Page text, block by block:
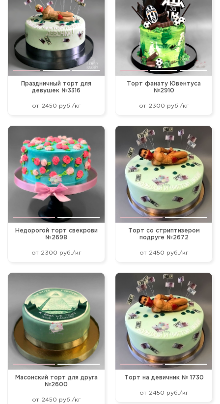
Праздничный торт для
девушек №3316
от 2450 руб./кг
Торт фанату Ювентуса
№2910
от 2300 руб./кг
Недорогой торт свекрови
№2698
от 2300 руб./кг
Торт со стриптизером
подруге №2672
от 2450 руб./кг
Масонский торт для друга
№2600
от 2450 руб./кг
Торт на девичник № 1730
от 2450 руб./кг